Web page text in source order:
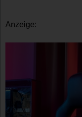
Anzeige: